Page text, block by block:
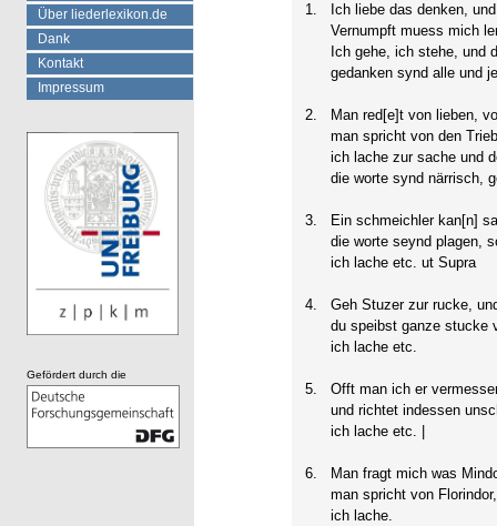
1.
Ich liebe das denken,
Vernumpft muess mich
Ich gehe, ich stehe, und
gedanken synd alle und
2.
Man red[e]t von lieben,
man spricht von den
ich lache zur sache und
die worte synd närrisch,
3.
Ein schmeichler kan[n]
die worte seynd plagen,
ich lache etc. ut Supra
4.
Geh Stuzer zur rucke,
du speibst ganze stucke
ich lache etc.
5.
Offt man ich er
und richtet indessen
ich lache etc. |
6.
Man fragt mich was
man spricht von
ich lache.
Über liederlexikon.de
Dank
Kontakt
Impressum
Gefördert durch die